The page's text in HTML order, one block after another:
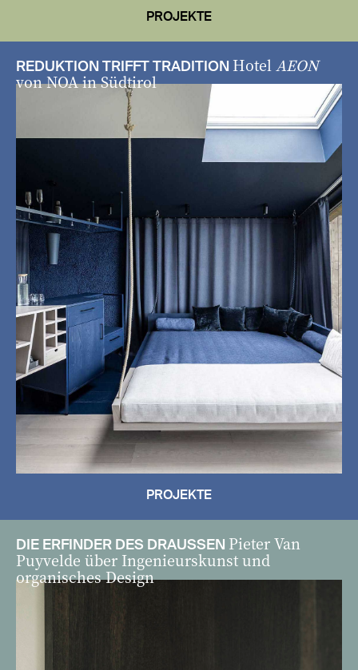
PROJEKTE
REDUKTION TRIFFT TRADITION Hotel AEON
von NOA in Südtirol
PROJEKTE
DIE ERFINDER DES DRAUSSEN Pieter Van
Puyvelde über Ingenieurskunst und
organisches Design